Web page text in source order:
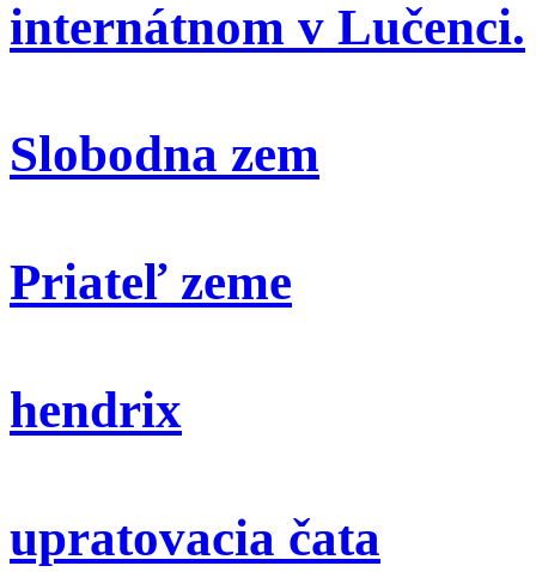
internátnom v Lučenci.
Slobodna zem
Priateľ zeme
hendrix
upratovacia čata